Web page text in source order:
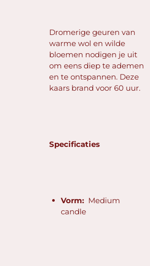
Dromerige geuren van
warme wol en wilde
bloemen nodigen je uit
om eens diep te ademen
en te ontspannen. Deze
kaars brand voor 60 uur.
Specificaties
Vorm:Medium
candle